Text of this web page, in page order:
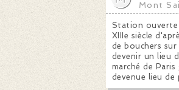
Mont
Station ouverte
XIIIe siècle
de bouchers
devenir un lieu
marché de
devenue lieu